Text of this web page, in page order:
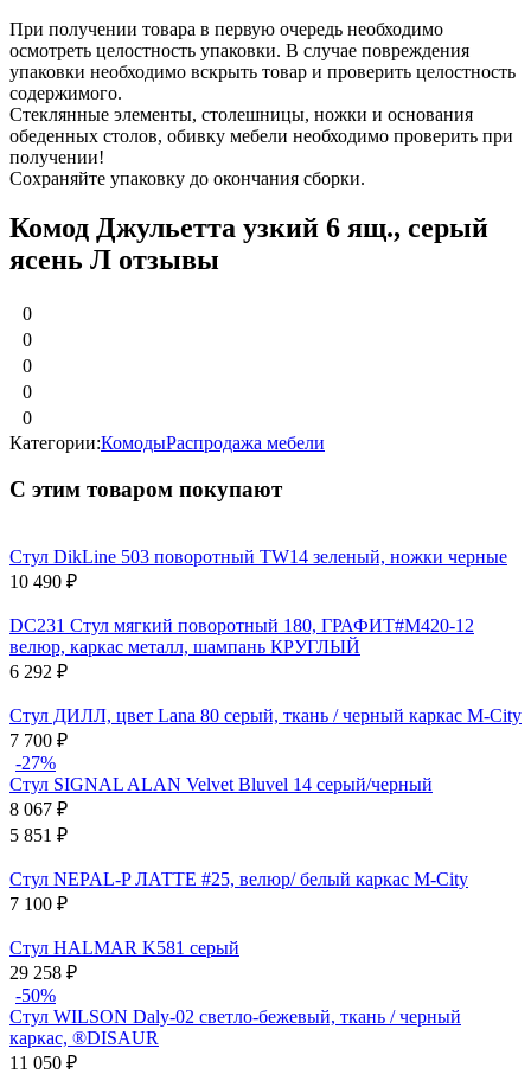
При получении товара в первую очередь необходимо
осмотреть целостность упаковки. В случае повреждения
упаковки необходимо вскрыть товар и проверить целостность
содержимого.
Стеклянные элементы, столешницы, ножки и основания
обеденных столов, обивку мебели необходимо проверить при
получении!
Сохраняйте упаковку до окончания сборки.
Комод Джульетта узкий 6 ящ., серый
ясень Л отзывы
0
0
0
0
0
Категории:КомодыРаспродажа мебели
С этим товаром покупают
Стул DikLine 503 поворотный TW14 зеленый, ножки черные
10 490 ₽
DC231 Стул мягкий поворотный 180, ГРАФИТ#M420-12
велюр, каркас металл, шампань КРУГЛЫЙ
6 292 ₽
Стул ДИЛЛ, цвет Lana 80 серый, ткань / черный каркас М-City
7 700 ₽
-27%
Стул SIGNAL ALAN Velvet Bluvel 14 серый/черный
8 067 ₽
5 851 ₽
Стул NEPAL-P ЛАТТЕ #25, велюр/ белый каркас М-City
7 100 ₽
Стул HALMAR K581 серый
29 258 ₽
-50%
Стул WILSON Daly-02 светло-бежевый, ткань / черный
каркас, ®DISAUR
11 050 ₽